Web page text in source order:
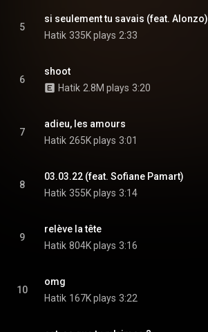
5
si seulement tu savais (feat. Alonzo)
Hatik 335K plays 2:33
6
shoot
Hatik 2.8M plays 3:20
7
adieu, les amours
Hatik 265K plays 3:01
8
03.03.22 (feat. Sofiane Pamart)
Hatik 355K plays 3:14
9
relève la tête
Hatik 804K plays 3:16
10
omg
Hatik 167K plays 3:22